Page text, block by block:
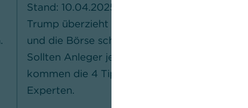
Stand: 10.04.2025
Trump überzieht die Welt mit Zöllen –
und die Börse schwankt gewaltig.
Sollten Anleger jetzt handeln? Hier
kommen die 4 Tipps unserer
Experten.